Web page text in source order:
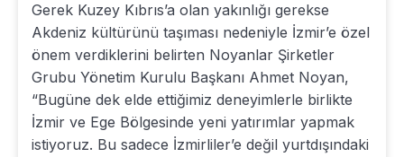
Gerek Kuzey Kıbrıs’a olan yakınlığı gerekse
Akdeniz kültürünü taşıması nedeniyle İzmir’e özel
önem verdiklerini belirten Noyanlar Şirketler
Grubu Yönetim Kurulu Başkanı Ahmet Noyan,
“Bugüne dek elde ettiğimiz deneyimlerle birlikte
İzmir ve Ege Bölgesinde yeni yatırımlar yapmak
istiyoruz. Bu sadece İzmirliler’e değil yurtdışındaki